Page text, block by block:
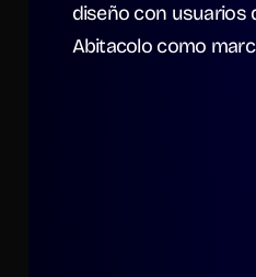
diseño con usuarios
Abitacolo como